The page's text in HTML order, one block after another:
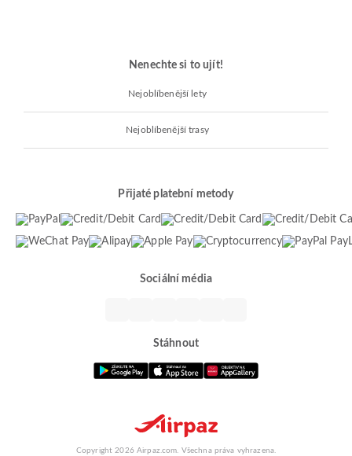
Nenechte si to ujít!
Nejoblíbenější lety
Nejoblíbenější trasy
Přijaté platební metody
Sociální média
Stáhnout
Copyright 2026 Airpaz.com. Všechna práva vyhrazena.